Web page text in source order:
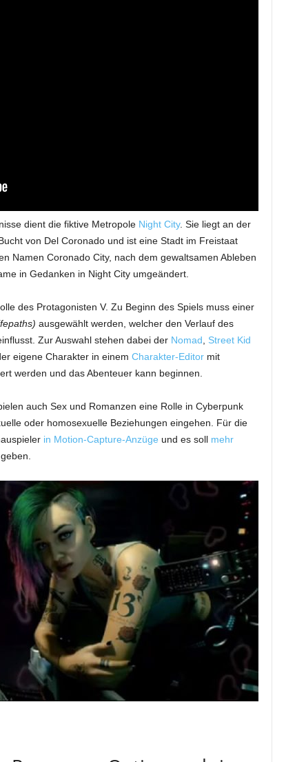
dient die fiktive Metropole Night City. Sie liegt an der
von Del Coronado und ist eine Stadt im Freistaat
Namen Coronado City, nach dem gewaltsamen Ableben
in Gedanken in Night City umgeändert.
des Protagonisten V. Zu Beginn des Spiels muss einer
ausgewählt werden, welcher den Verlauf des
Zur Auswahl stehen dabei der Nomad
Street Kid
eigene Charakter in einem Charakter-Editormit
werden und das Abenteuer kann beginnen.
auch Sex und Romanzen eine Rolle in Cyberpunk
oder homosexuelle Beziehungen eingehen. Für die
in Motion-Capture-Anzüge und es soll mehr